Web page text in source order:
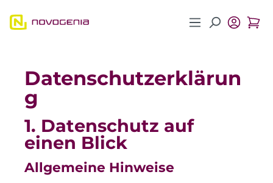
Zum Hauptinhalt springen
Datenschutzerklärun
g
1. Datenschutz auf
einen Blick
Allgemeine Hinweise